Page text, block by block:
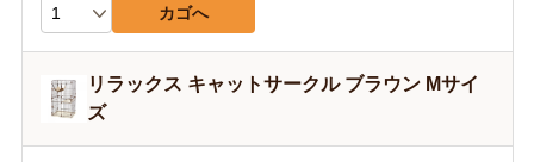
カゴへ
リラックス キャットサークル ブラウン Mサイ
ズ